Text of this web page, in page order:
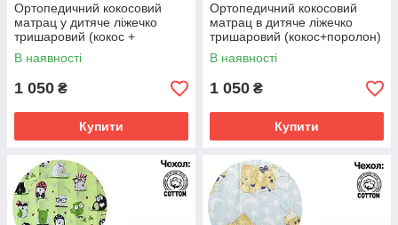
Ортопедичний кокосовий
матрац у дитяче ліжечко
тришаровий (кокос +
поролон) 120х60х10 см
В наявності
1 050 ₴
Купити
Ортопедичний кокосовий
матрац в дитяче ліжечко
тришаровий (кокос+поролон)
120х60х10 см
В наявності
1 050 ₴
Купити